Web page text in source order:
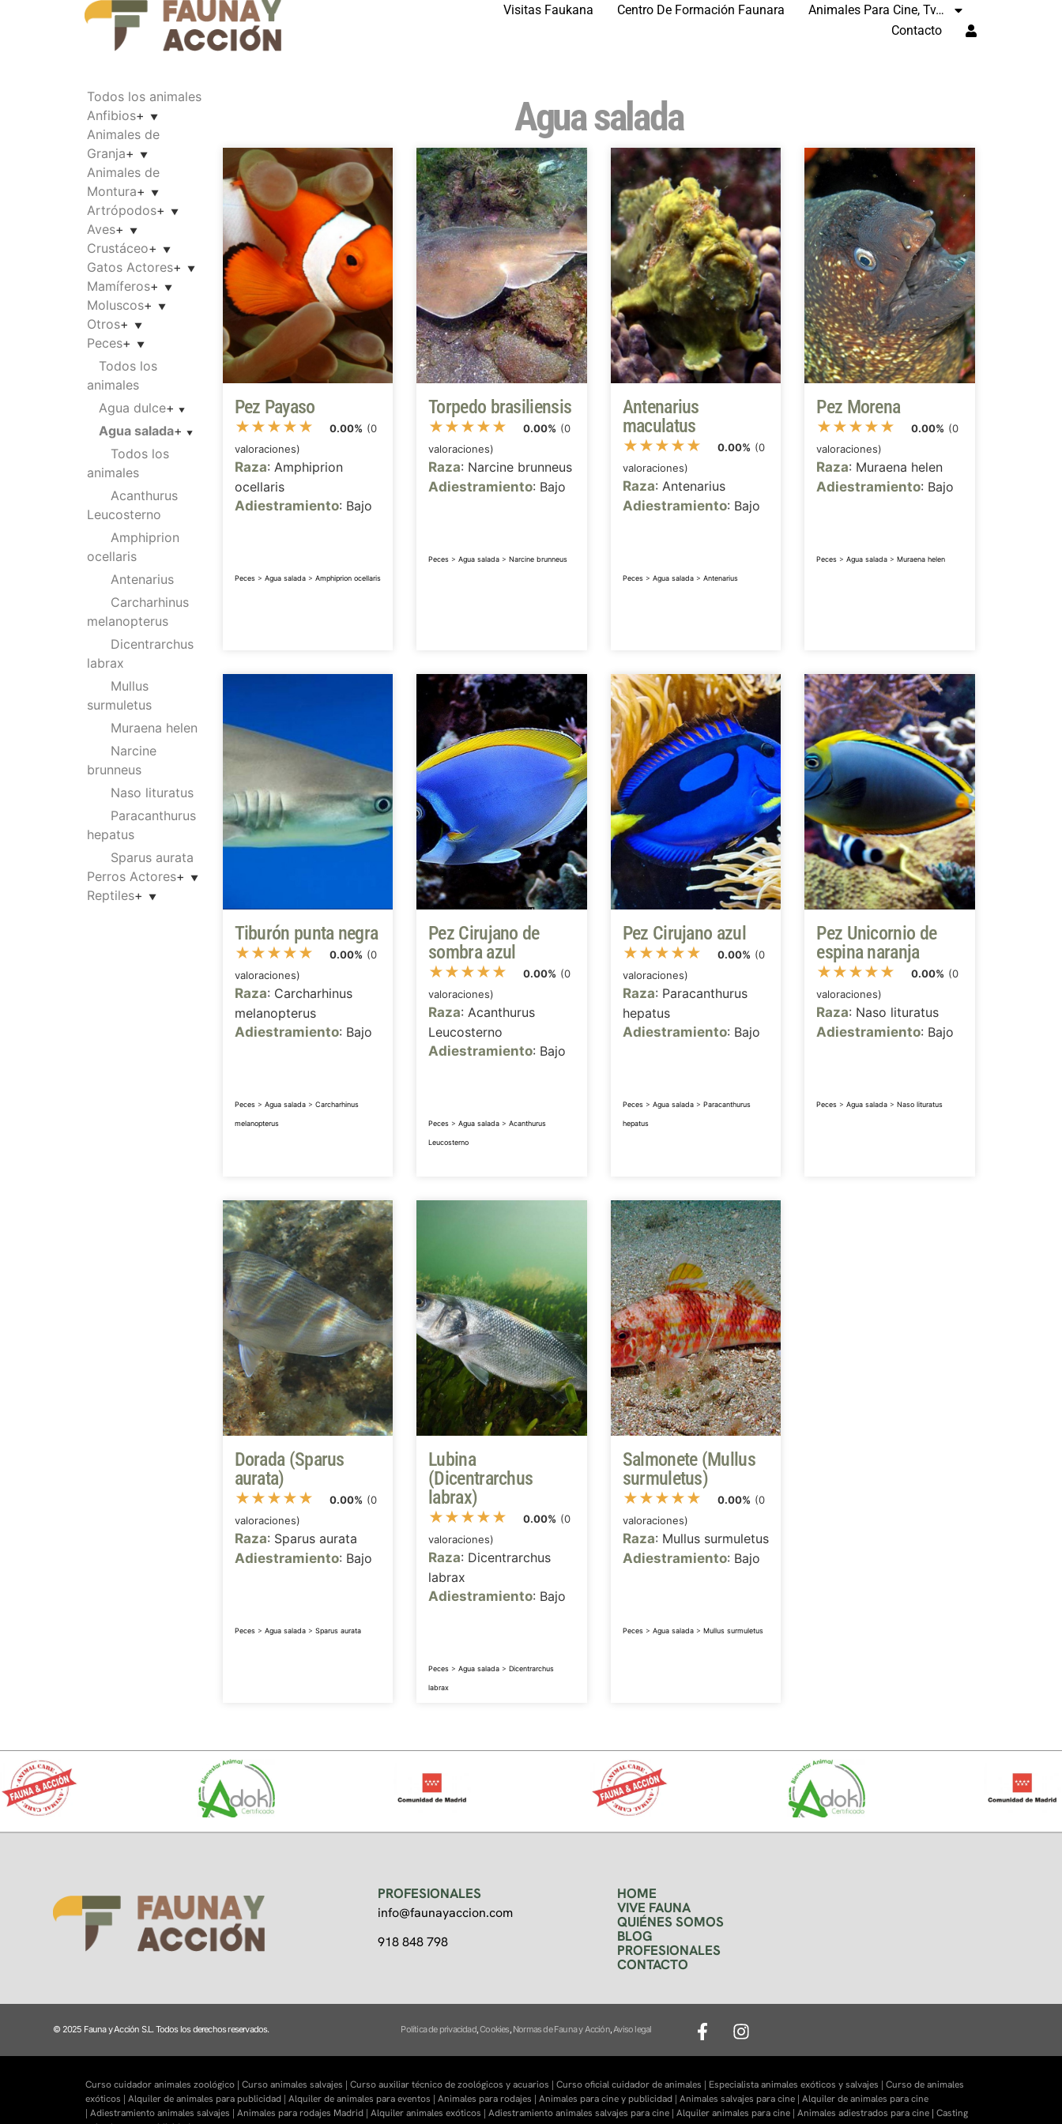
Visitas Faukana Centro De Formación Faunara
Animales Para Cine, Tv…
Contacto
Todos los animales
Anfibios+
Animales de
Granja+
Animales de
Montura+
Artrópodos+
Aves+
Crustáceo+
Gatos Actores+
Mamíferos+
Moluscos+
Otros+
Peces+
Todos los
animales
Agua dulce+
Agua salada+
Todos los
animales
Acanthurus
Leucosterno
Amphiprion
ocellaris
Antenarius
Carcharhinus
melanopterus
Dicentrarchus
labrax
Mullus
surmuletus
Muraena helen
Narcine
brunneus
Naso lituratus
Paracanthurus
hepatus
Sparus aurata
Perros Actores+
Reptiles+
Agua salada
Pez Payaso
★★★★★ 0.00% (0
valoraciones)
Raza: Amphiprion
ocellaris
Adiestramiento: Bajo
Peces> Agua salada> Amphiprion ocellaris
Torpedo brasiliensis
★★★★★ 0.00% (0
valoraciones)
Raza: Narcine brunneus
Adiestramiento: Bajo
Peces >Agua salada >Narcine brunneus
Antenarius
maculatus
★★★★★ 0.00% (0
valoraciones)
Raza: Antenarius
Adiestramiento: Bajo
Peces> Agua salada> Antenarius
Pez Morena
★★★★★ 0.00% (0
valoraciones)
Raza: Muraena helen
Adiestramiento: Bajo
Peces >Agua salada >Muraena helen
Tiburón punta negra
★★★★★ 0.00% (0
valoraciones)
Raza: Carcharhinus
melanopterus
Adiestramiento: Bajo
Peces> Agua salada> Carcharhinus
melanopterus
Pez Cirujano de
sombra azul
★★★★★ 0.00% (0
valoraciones)
Raza: Acanthurus
Leucosterno
Adiestramiento: Bajo
Peces >Agua salada >Acanthurus
Leucosterno
Pez Cirujano azul
★★★★★ 0.00% (0
valoraciones)
Raza: Paracanthurus
hepatus
Adiestramiento: Bajo
Peces> Agua salada> Paracanthurus
hepatus
Pez Unicornio de
espina naranja
★★★★★ 0.00% (0
valoraciones)
Raza: Naso lituratus
Adiestramiento: Bajo
Peces >Agua salada >Naso lituratus
Dorada (Sparus
aurata)
★★★★★ 0.00% (0
valoraciones)
Raza: Sparus aurata
Adiestramiento: Bajo
Peces> Agua salada> Sparus aurata
Lubina
(Dicentrarchus
labrax)
★★★★★ 0.00% (0
valoraciones)
Raza: Dicentrarchus
labrax
Adiestramiento: Bajo
Peces >Agua salada >Dicentrarchus
labrax
Salmonete (Mullus
surmuletus)
★★★★★ 0.00% (0
valoraciones)
Raza: Mullus surmuletus
Adiestramiento: Bajo
Peces> Agua salada> Mullus surmuletus
PROFESIONALES
info@faunayaccion.com
918 848 798
HOME
VIVE FAUNA
QUIÉNES SOMOS
BLOG
PROFESIONALES
CONTACTO
© 2025 Fauna y Acción S.L. Todos los derechos reservados. Política de privacidad,Cookies, Normas de Fauna y Acción,Aviso legal
Curso cuidador animales zoológico | Curso animales salvajes | Curso auxiliar técnico de zoológicos y acuarios | Curso oficial cuidador de animales | Especialista animales exóticos y salvajes | Curso de animales
exóticos | Alquiler de animales para publicidad | Alquiler de animales para eventos | Animales para rodajes | Animales para cine y publicidad | Animales salvajes para cine | Alquiler de animales para cine
| Adiestramiento animales salvajes | Animales para rodajes Madrid | Alquiler animales exóticos | Adiestramiento animales salvajes para cine | Alquiler animales para cine | Animales adiestrados para cine| Casting